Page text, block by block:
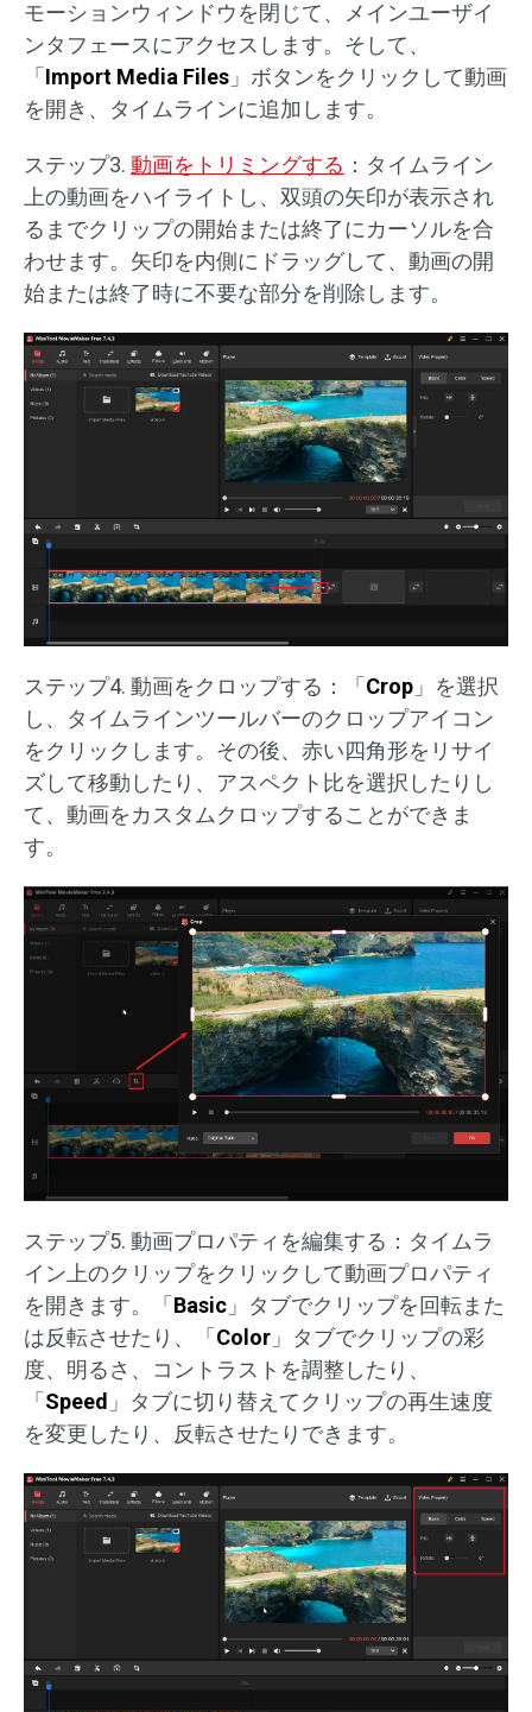
モーションウィンドウを閉じて、メインユーザイ
ンタフェースにアクセスします。そして、
「Import Media Files 」ボタンをクリックして動画
を開き、タイムラインに追加します。
ステップ3. 動画をトリミングする ：タイムライン
上の動画をハイライトし、双頭の矢印が表示され
るまでクリップの開始または終了にカーソルを合
わせます。矢印を内側にドラッグして、動画の開
始または終了時に不要な部分を削除します。
ステップ4. 動画をクロップする：「 Crop 」を選択
し、タイムラインツールバーのクロップアイコン
をクリックします。その後、赤い四角形をリサイ
ズして移動したり、アスペクト比を選択したりし
て、動画をカスタムクロップすることができま
す。
ステップ5. 動画プロパティを編集する：タイムラ
イン上のクリップをクリックして動画プロパティ
を開きます。「 Basic 」タブでクリップを回転また
は反転させたり、「 Color 」タブでクリップの彩
度、明るさ、コントラストを調整したり、
「 Speed 」タブに切り替えてクリップの再生速度
を変更したり、反転させたりできます。